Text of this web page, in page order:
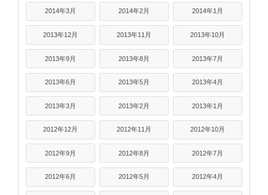
2014年3月 2014年2月 2014年1月
2013年12月 2013年11月 2013年10月
2013年9月 2013年8月 2013年7月
2013年6月 2013年5月 2013年4月
2013年3月 2013年2月 2013年1月
2012年12月 2012年11月 2012年10月
2012年9月 2012年8月 2012年7月
2012年6月 2012年5月 2012年4月